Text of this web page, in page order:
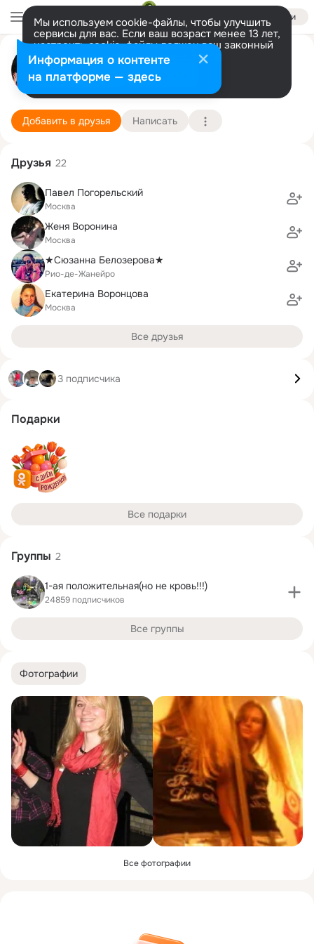
Войти
Мы используем cookie-файлы, чтобы улучшить
сервисы для вас. Если ваш возраст менее 13 лет,
настроить cookie-файлы должен ваш законный
представитель. Больше информации
Разрешить все Настроить
Аленка Бойко
Москва 30 апреля (38 лет)
Подробнее
Добавить в друзья Написать
Фотографии
Все фотографии
Друзья 22
Павел Погорельский
Москва
Женя Воронина
Москва
★Сюзанна Белозерова★
Рио-де-Жанейро
Екатерина Воронцова
Москва
Все друзья
3 подписчика
Подарки
Все подарки
Группы 2
1-ая положительная(но не кровь!!!)
24859 подписчиков
Все группы
Информация о контенте
на платформе — здесь